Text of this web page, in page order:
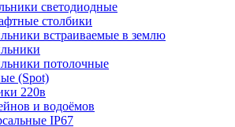
светодиодные
столбики
встраиваемые в землю
потолочные
(Spot)
220в
и водоёмов
IP67